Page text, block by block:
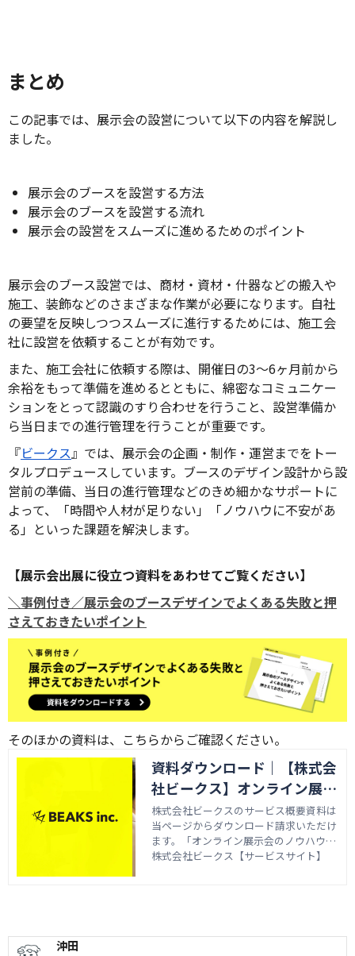
まとめ
この記事では、展示会の設営について以下の内容を解説し
ました。
展示会のブースを設営する方法
展示会のブースを設営する流れ
展示会の設営をスムーズに進めるためのポイント
展示会のブース設営では、商材・資材・什器などの搬入や
施工、装飾などのさまざまな作業が必要になります。自社
の要望を反映しつつスムーズに進行するためには、施工会
社に設営を依頼することが有効です。
また、施工会社に依頼する際は、開催日の3～6ヶ月前から
余裕をもって準備を進めるとともに、綿密なコミュニケー
ションをとって認識のすり合わせを行うこと、設営準備か
ら当日までの進行管理を行うことが重要です。
『ビークス』では、展示会の企画・制作・運営までをトー
タルプロデュースしています。ブースのデザイン設計から設
営前の準備、当日の進行管理などのきめ細かなサポートに
よって、「時間や人材が足りない」「ノウハウに不安があ
る」といった課題を解決します。
【展示会出展に役立つ資料をあわせてご覧ください】
＼事例付き／展示会のブースデザインでよくある失敗と押
さえておきたいポイント
そのほかの資料は、こちらからご確認ください。
資料ダウンロード｜【株式会
社ビークス】オンライン展示
会の企画から運営までフルサ
ポート
株式会社ビークスのサービス概要資料は
当ページからダウンロード請求いただけ
ます。「オンライン展示会のノウハウが
ない」「リソースが足りない」「過去開
株式会社ビークス【サービスサイト】
沖田